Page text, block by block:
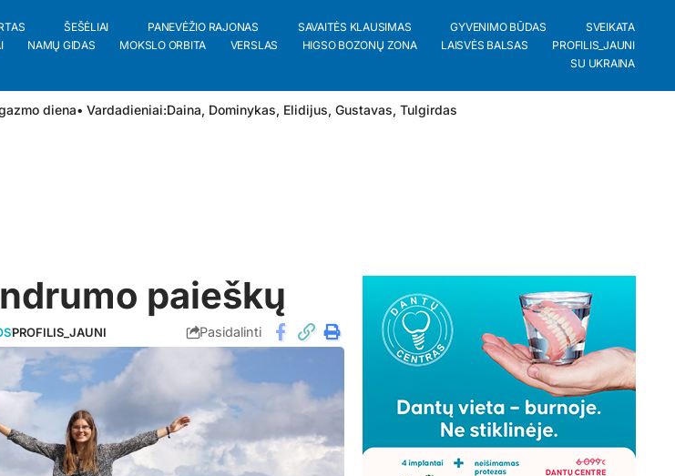
ŠEŠĖLIAI PANEVĖŽIO RAJONAS SAVAITĖS KLAUSIMAS GYVENIMO BŪDAS
SVEIKATA
NAMŲ GIDAS MOKSLO ORBITA VERSLAS HIGSO BOZONŲ ZONA LAISVĖS BALSAS
PROFILIS_JAUNI
SU UKRAINA
diena• Vardadieniai:Daina, Dominykas, Elidijus, Gustavas, Tulgirdas
paieškų
PROFILIS_JAUNI Pasidalinti